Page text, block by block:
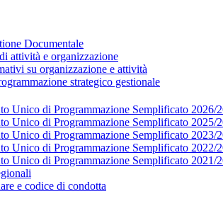
Documentale
attività e organizzazione
su organizzazione e attività
strategico gestionale
Unico di Programmazione Semplificato 2026/
Unico di Programmazione Semplificato 2025/
Unico di Programmazione Semplificato 2023/
Unico di Programmazione Semplificato 2022/
Unico di Programmazione Semplificato 2021/
e codice di condotta